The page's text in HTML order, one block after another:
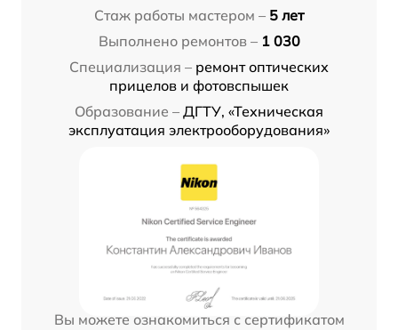
Стаж работы мастером – 5 лет
Выполнено ремонтов – 1 030
Специализация – ремонт оптических
прицелов и фотовспышек
Образование – ДГТУ, «Техническая
эксплуатация электрооборудования»
Вы можете ознакомиться с сертификатом